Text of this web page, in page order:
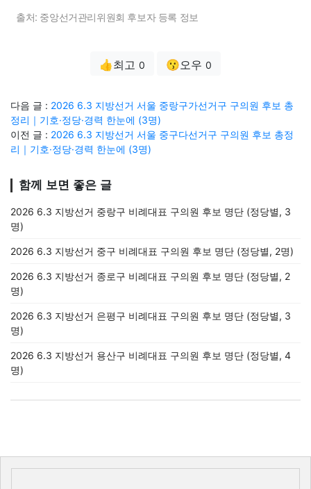
출처: 중앙선거관리위원회 후보자 등록 정보
👍최고 0 😗오우 0
다음 글 : 2026 6.3 지방선거 서울 중랑구가선거구 구의원 후보 총
정리｜기호·정당·경력 한눈에 (3명)
이전 글 : 2026 6.3 지방선거 서울 중구다선거구 구의원 후보 총정
리｜기호·정당·경력 한눈에 (3명)
함께 보면 좋은 글
2026 6.3 지방선거 중랑구 비례대표 구의원 후보 명단 (정당별, 3
명)
2026 6.3 지방선거 중구 비례대표 구의원 후보 명단 (정당별, 2명)
2026 6.3 지방선거 종로구 비례대표 구의원 후보 명단 (정당별, 2
명)
2026 6.3 지방선거 은평구 비례대표 구의원 후보 명단 (정당별, 3
명)
2026 6.3 지방선거 용산구 비례대표 구의원 후보 명단 (정당별, 4
명)